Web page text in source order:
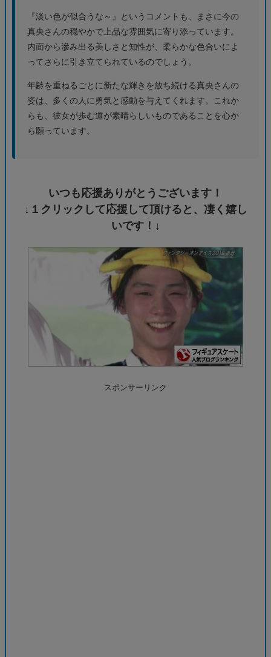
『淡い色が似合うな～』というコメントも、まさに今の
真央さんの穏やかで上品な雰囲気に寄り添っています。
内面から滲み出る美しさと知性が、柔らかな色合いによ
ってさらに引き立てられているのでしょう。
年齢を重ねるごとに新たな輝きを放ち続ける真央さんの
姿は、多くの人に勇気と感動を与えてくれます。これか
らも、彼女が歩む道が素晴らしいものであることを心か
ら願っています。
いつも応援ありがとうございます！
↓１クリックして応援して頂けると、凄く嬉し
いです！↓
スポンサーリンク